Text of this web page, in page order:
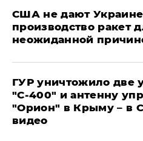
США не дают
производство ракет
неожиданной
ГУР уничтожило две
"С‑400" и антенну
"Орион" в Крыму – в
видео